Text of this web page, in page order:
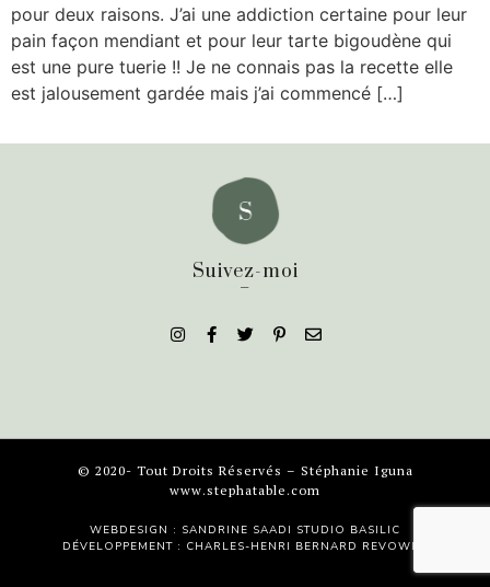
pour deux raisons. J’ai une addiction certaine pour leur
pain façon mendiant et pour leur tarte bigoudène qui
est une pure tuerie !! Je ne connais pas la recette elle
est jalousement gardée mais j’ai commencé […]
Suivez-moi
_
© 2020- Tout Droits Réservés – Stéphanie Iguna
www.stephatable.com
WEBDESIGN : SANDRINE SAADI STUDIO BASILIC
DÉVELOPPEMENT : CHARLES-HENRI BERNARD REVOWEB